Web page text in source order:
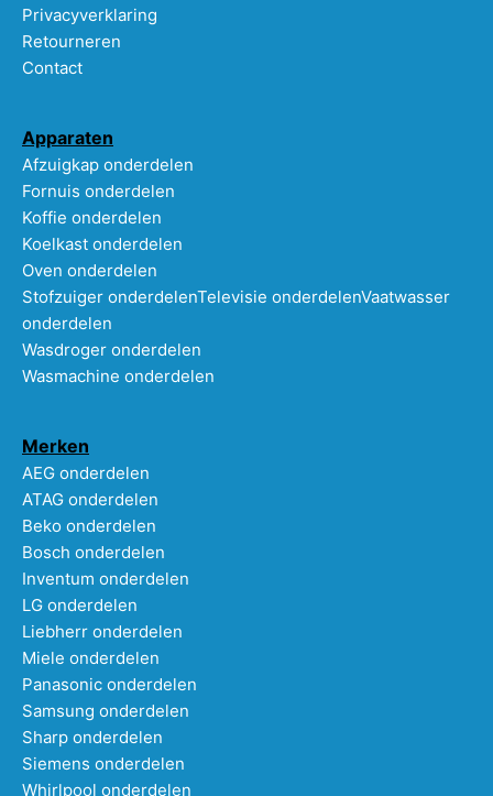
Privacyverklaring
Retourneren
Contact
Apparaten
Afzuigkap onderdelen
Fornuis onderdelen
Koffie onderdelen
Koelkast onderdelen
Oven onderdelen
Stofzuiger onderdelenTelevisie onderdelenVaatwasser
onderdelen
Wasdroger onderdelen
Wasmachine onderdelen
Merken
AEG onderdelen
ATAG onderdelen
Beko onderdelen
Bosch onderdelen
Inventum onderdelen
LG onderdelen
Liebherr onderdelen
Miele onderdelen
Panasonic onderdelen
Samsung onderdelen
Sharp onderdelen
Siemens onderdelen
Whirlpool onderdelen